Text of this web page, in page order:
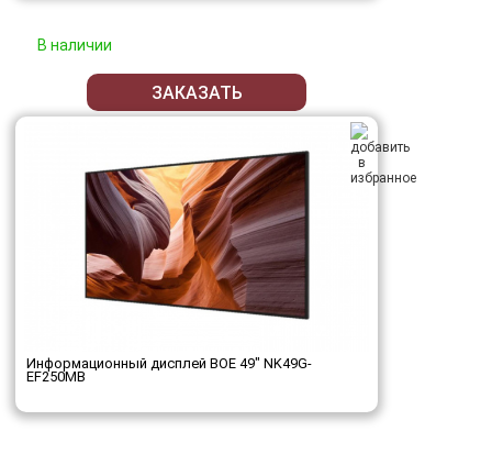
В наличии
ЗАКАЗАТЬ
Информационный дисплей BOE 49" NK49G-
EF250MB